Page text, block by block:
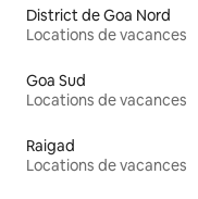
District de Goa Nord
Locations de vacances
Goa Sud
Locations de vacances
Raigad
Locations de vacances